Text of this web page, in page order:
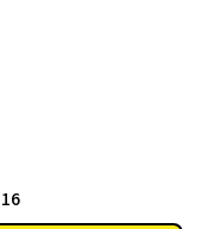
り上がるために踏み
27日